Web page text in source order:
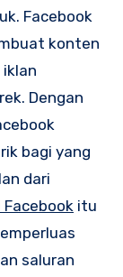
Facebook
konten
Dengan
bagi yang
dari
itu
saluran